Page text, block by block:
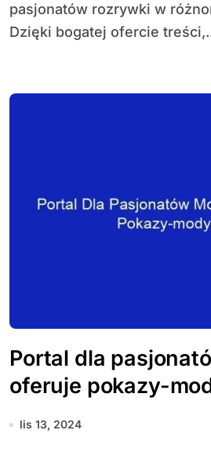
pasjonatów rozrywki w
Dzięki bogatej ofercie
Portal dla
oferuje pokazy-
lis 13, 2024